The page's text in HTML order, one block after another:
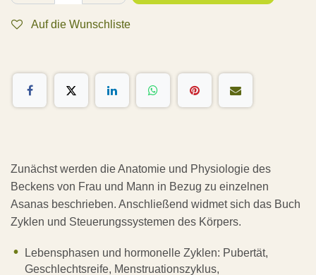
Auf die Wunschliste
Zunächst werden die Anatomie und Physiologie des
Beckens von Frau und Mann in Bezug zu einzelnen
Asanas beschrieben. Anschließend widmet sich das Buch
Zyklen und Steuerungssystemen des Körpers.
Lebensphasen und hormonelle Zyklen: Pubertät,
Geschlechtsreife, Menstruationszyklus,